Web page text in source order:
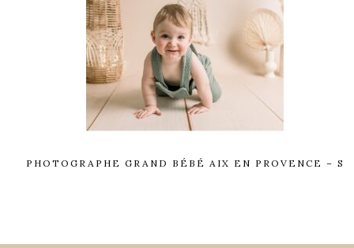
PHOTOGRAPHE GRAND BÉBÉ AIX EN PROVENCE – S